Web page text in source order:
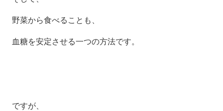
野菜から食べることも、
血糖を安定させる一つの方法です。
ですが、